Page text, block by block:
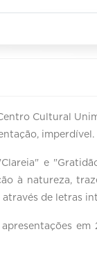
Cultural
imperdível.
e
à natureza,
de letras